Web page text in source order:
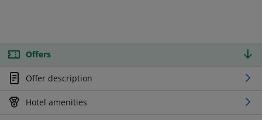
Offers
Offer description
Hotel amenities